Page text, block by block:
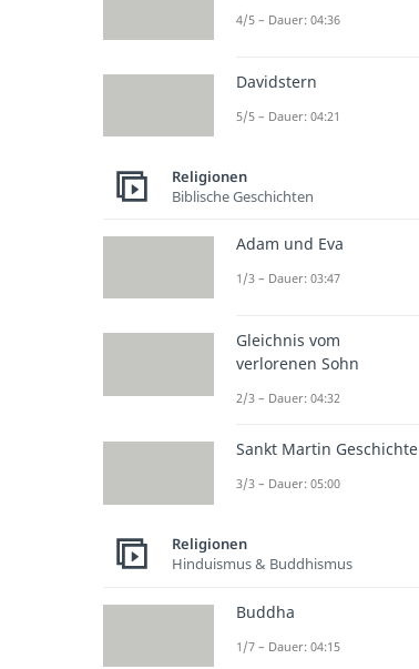
4/5 – Dauer: 04:36
Davidstern
5/5 – Dauer: 04:21
Religionen
Biblische Geschichten
Adam und Eva
1/3 – Dauer: 03:47
Gleichnis vom
verlorenen Sohn
2/3 – Dauer: 04:32
Sankt Martin Geschichte
3/3 – Dauer: 05:00
Religionen
Hinduismus & Buddhismus
Buddha
1/7 – Dauer: 04:15